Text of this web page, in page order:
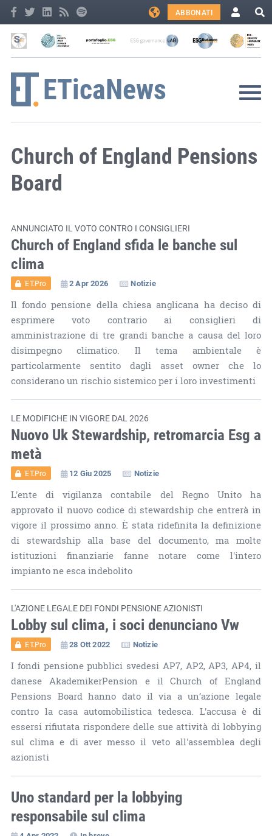
ABBONATI
Church of England Pensions
Board
ANNUNCIATO IL VOTO CONTRO I CONSIGLIERI
Church of England sfida le banche sul
clima
ET.Pro 2 Apr 2026 Notizie
Il fondo pensione della chiesa anglicana ha deciso di
esprimere voto contrario ai consiglieri di
amministrazione di tre grandi banche a causa del loro
disimpegno climatico. Il tema ambientale è
particolarmente sentito dagli asset owner che lo
considerano un rischio sistemico per i loro investimenti
LE MODIFICHE IN VIGORE DAL 2026
Nuovo Uk Stewardship, retromarcia Esg a
metà
ET.Pro 12 Giu 2025 Notizie
L'ente di vigilanza contabile del Regno Unito ha
approvato il nuovo codice di stewardship che entrerà in
vigore il prossimo anno. È stata ridefinita la definizione
di stewardship alla base del documento, ma molte
istituzioni finanziarie fanne notare come l'intero
impianto ne esca indebolito
L'AZIONE LEGALE DEI FONDI PENSIONE AZIONISTI
Lobby sul clima, i soci denunciano Vw
ET.Pro 28 Ott 2022 Notizie
I fondi pensione pubblici svedesi AP7, AP2, AP3, AP4, il
danese AkademikerPension e il Church of England
Pensions Board hanno dato il via a un’azione legale
contro la casa automobilistica tedesca. L'accusa è di
essersi rifiutata rispondere delle sue attività di lobbying
sul clima e di aver messo il veto all'assemblea degli
azionisti
Uno standard per la lobbying
responsabile sul clima